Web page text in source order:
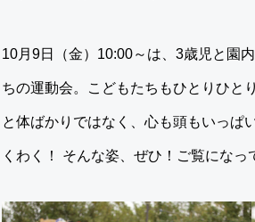
10月9日（金）10:00～は、3歳児と園
ちの運動会。こどもたちもひとりひと
と体ばかりではなく、心も頭もいっぱ
くわく！ そんな姿、ぜひ！ご覧になっ